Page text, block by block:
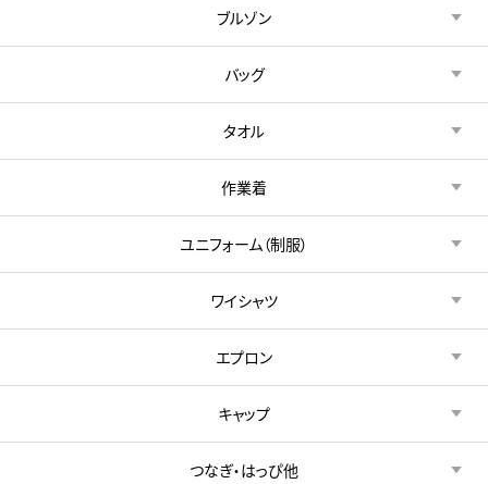
ブルゾン
バッグ
タオル
作業着
ユニフォーム（制服）
ワイシャツ
エプロン
キャップ
つなぎ・はっぴ他